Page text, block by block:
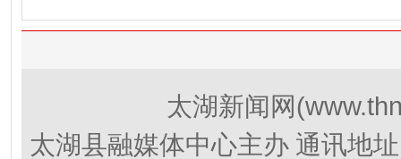
太湖新闻网
太湖县融媒体中心主办 通讯地